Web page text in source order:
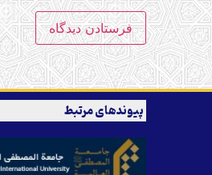
پیوندهای مرتبط